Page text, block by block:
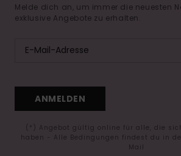
Melde dich an, um immer die neuesten
exklusive Angebote zu erhalten.
ANMELDEN
(*) Angebot gültig online für alle, die
haben - Alle Bedingungen findest du in
Mail